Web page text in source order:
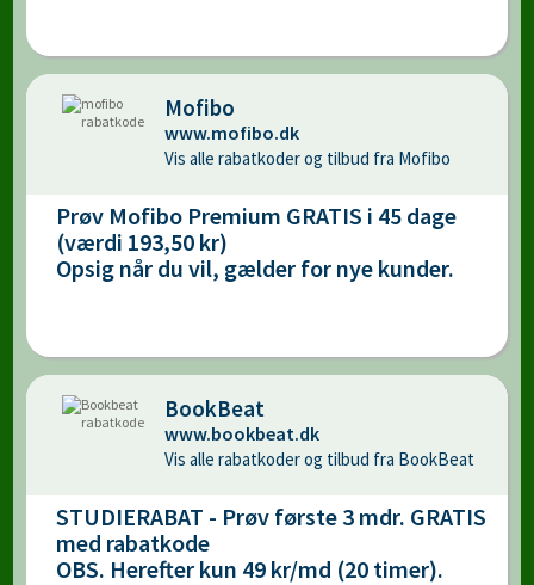
Mofibo
www.mofibo.dk
Vis alle rabatkoder og tilbud fra Mofibo
Prøv Mofibo Premium GRATIS i 45 dage
(værdi 193,50 kr)
Opsig når du vil, gælder for nye kunder.
BookBeat
www.bookbeat.dk
Vis alle rabatkoder og tilbud fra BookBeat
STUDIERABAT - Prøv første 3 mdr. GRATIS
med rabatkode
OBS. Herefter kun 49 kr/md (20 timer).